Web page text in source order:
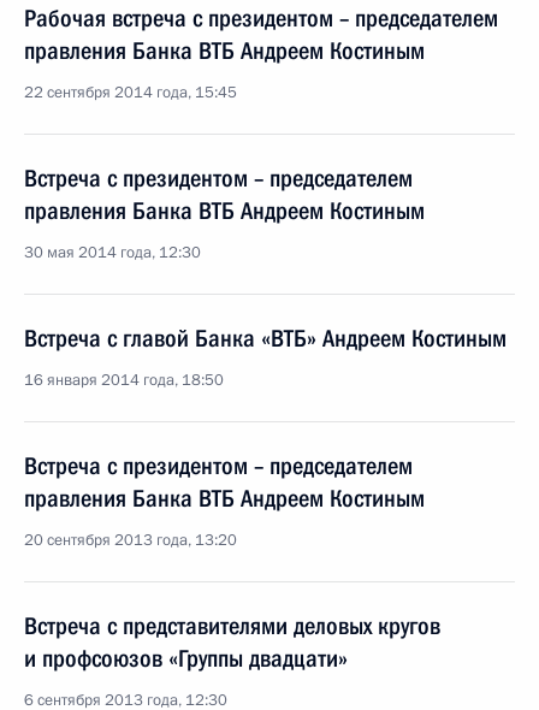
Рабочая встреча с президентом – председателем
правления Банка ВТБ Андреем Костиным
22 сентября 2014 года, 15:45
Встреча с президентом – председателем
правления Банка ВТБ Андреем Костиным
30 мая 2014 года, 12:30
Встреча с главой Банка «ВТБ» Андреем Костиным
16 января 2014 года, 18:50
Встреча с президентом – председателем
правления Банка ВТБ Андреем Костиным
20 сентября 2013 года, 13:20
Встреча с представителями деловых кругов
и профсоюзов «Группы двадцати»
6 сентября 2013 года, 12:30